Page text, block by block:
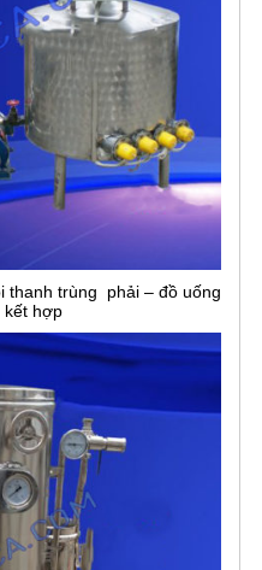
thanh trùng phải – đồ uống
kết hợp